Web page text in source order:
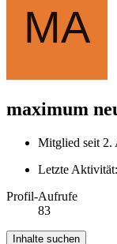
maximum
Mitglied seit 2.
Letzte Aktivität:
Profil-Aufrufe
83
Inhalte suchen